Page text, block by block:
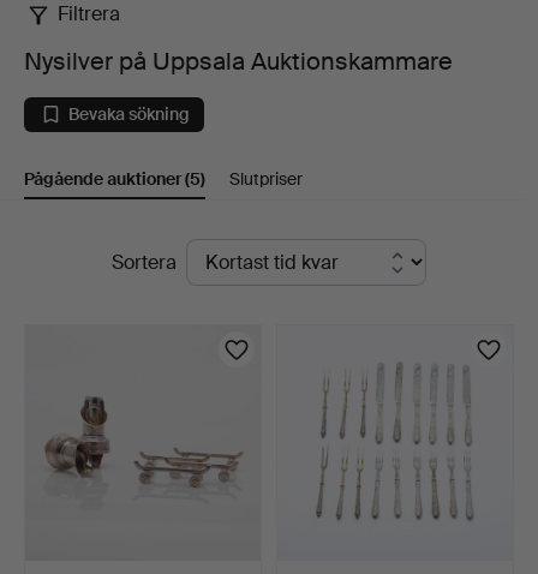
Nysilver
på
Uppsala
Auktionskammare
Filtrera
Nysilver på Uppsala Auktionskammare
Bevaka sökning
Pågående auktioner(5) Slutpriser
PågåendeSortera